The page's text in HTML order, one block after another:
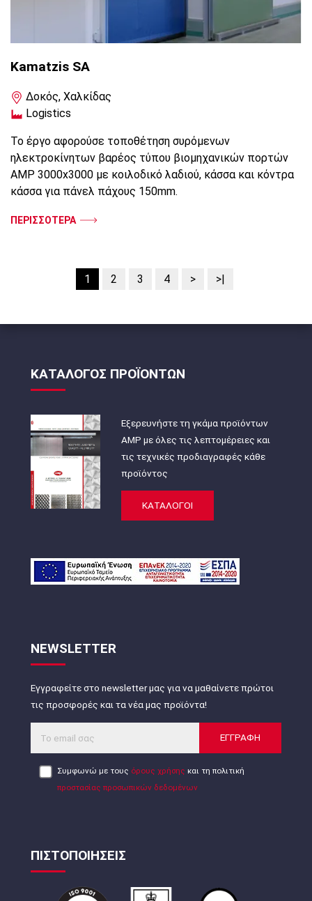
Kamatzis SA
Δοκός, Χαλκίδας
Logistics
Το έργο αφορούσε τοποθέτηση συρόμενων
ηλεκτροκίνητων βαρέος τύπου βιομηχανικών πορτών
AMP 3000x3000 με κοιλοδικό λαδιού, κάσσα και κόντρα
κάσσα για πάνελ πάχους 150mm.
ΠΕΡΙΣΣΟΤΕΡΑ
1 2 3 4 > >|
ΚΑΤΑΛΟΓΟΣ ΠΡΟΪΟΝΤΩΝ
Εξερευνήστε τη γκάμα προϊόντων
AMP με όλες τις λεπτομέρειες και
τις τεχνικές προδιαγραφές κάθε
προϊόντος
ΚΑΤΑΛΟΓΟΙ
NEWSLETTER
Εγγραφείτε στο newsletter μας για να μαθαίνετε πρώτοι
τις προσφορές και τα νέα μας προϊόντα!
ΕΓΓΡΑΦΗ
Συμφωνώ με τους όρους χρήσης και τη πολιτική
προστασίας προσωπικών δεδομένων
ΠΙΣΤΟΠΟΙΗΣΕΙΣ